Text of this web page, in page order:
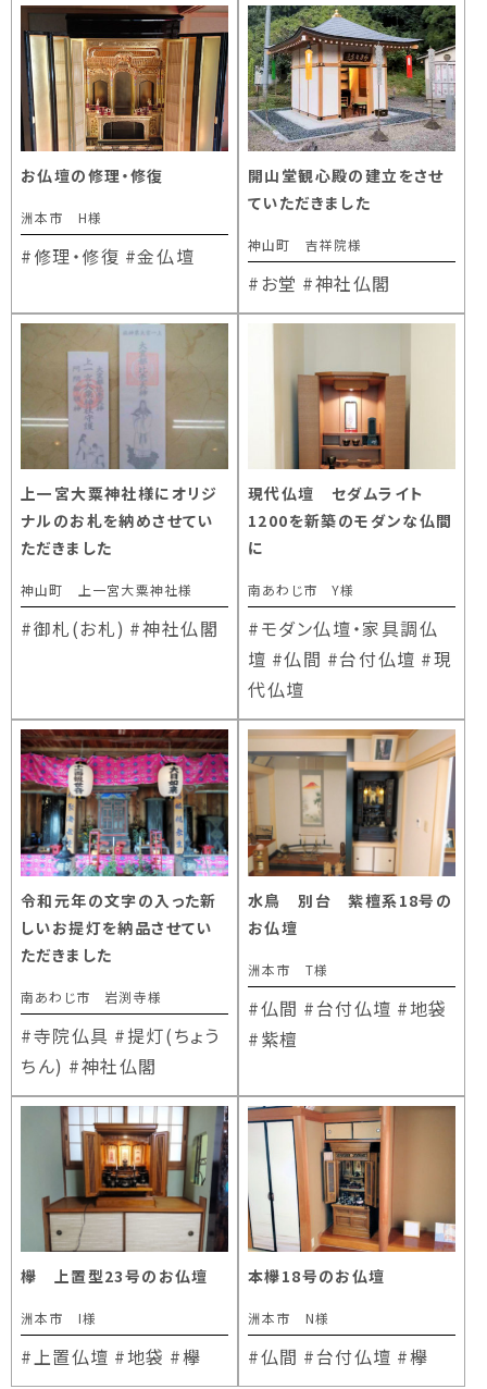
お仏壇の修理・修復
洲本市 H様
#修理・修復 #金仏壇
開山堂観心殿の建立をさせ
ていただきました
神山町 吉祥院様
#お堂 #神社仏閣
上一宮大粟神社様にオリジ
ナルのお札を納めさせてい
ただきました
神山町 上一宮大粟神社様
#御札(お札) #神社仏閣
現代仏壇 セダムライト
1200を新築のモダンな仏間
に
南あわじ市 Y様
#モダン仏壇・家具調仏
壇 #仏間 #台付仏壇 #現
代仏壇
令和元年の文字の入った新
しいお提灯を納品させてい
ただきました
南あわじ市 岩渕寺様
#寺院仏具 #提灯(ちょう
ちん) #神社仏閣
水鳥 別台 紫檀系18号の
お仏壇
洲本市 T様
#仏間 #台付仏壇 #地袋
#紫檀
欅 上置型23号のお仏壇
洲本市 I様
#上置仏壇 #地袋 #欅
本欅18号のお仏壇
洲本市 N様
#仏間 #台付仏壇 #欅